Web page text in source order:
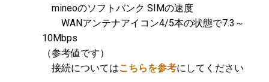
mineoのソフトバンク SIMの速度
WANアンテナアイコン4/5本の状態で7.3～
10Mbps
（参考値です）
接続についてはこちらを参考にしてください